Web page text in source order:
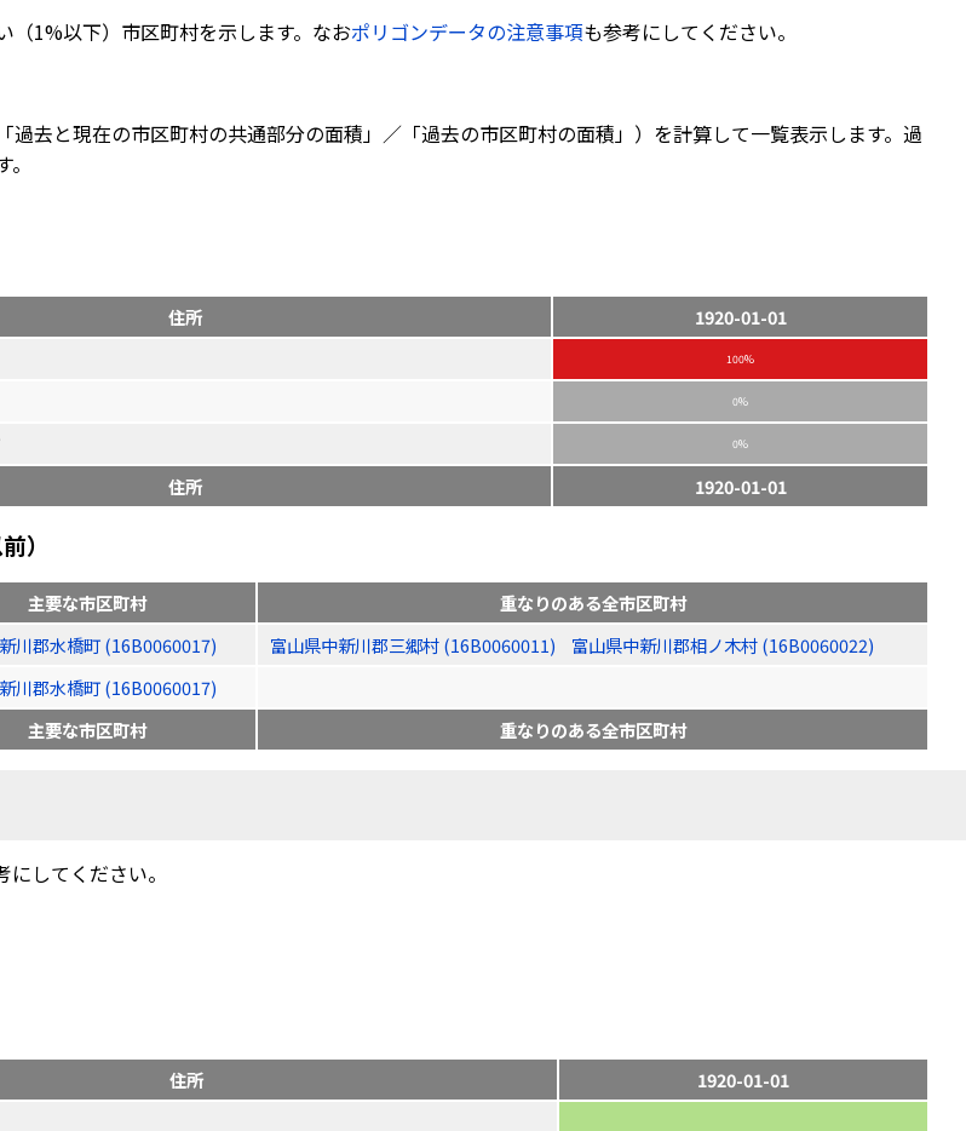
（1%以下）市区町村を示します。なおポリゴンデータの注意事項も参考にしてください。
去と現在の市区町村の共通部分の面積」／「過去の市区町村の面積」）を計算して一覧表示します。過
住所
1920-01-01
100%
0%
0%
住所 1920-01-01
）
主要な市区町村
重なりのある全市区町村
川郡水橋町 (16B0060017) 富山県中新川郡三郷村 (16B0060011)
富山県中新川郡相ノ木村 (16B0060022)
川郡水橋町 (16B0060017)
主要な市区町村 重なりのある全市区町村
にしてください。
住所
1920-01-01